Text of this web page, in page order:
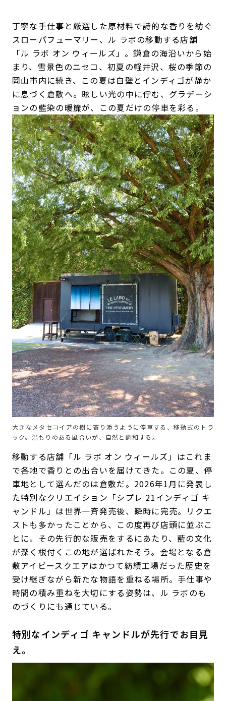
丁寧な手仕事と厳選した原材料で詩的な香りを紡ぐ
スローパフューマリー、ル ラボの移動する店舗
「ル ラボ オン ウィールズ」。鎌倉の海沿いから始
まり、雪景色のニセコ、初夏の軽井沢、桜の季節の
岡山市内に続き、この夏は白壁とインディゴが静か
に息づく倉敷へ。眩しい光の中に佇む、グラデーシ
ョンの藍染の暖簾が、この夏だけの停車を彩る。
大きなメタセコイアの樹に寄り添うように停車する、移動式のトラ
ック。温もりのある風合いが、自然と調和する。
移動する店舗「ル ラボ オン ウィールズ」はこれま
で各地で香りとの出合いを届けてきた。この夏、停
車地として選んだのは倉敷だ。2026年1月に発表し
た特別なクリエイション「シプレ 21インディゴ キ
ャンドル」は世界一斉発売後、瞬時に完売。リクエ
ストも多かったことから、この度再び店頭に並ぶこ
とに。その先行的な販売をするにあたり、藍の文化
が深く根付くこの地が選ばれたそう。会場となる倉
敷アイビースクエアはかつて紡績工場だった歴史を
受け継ぎながら新たな物語を重ねる場所。手仕事や
時間の積み重ねを大切にする姿勢は、ル ラボのも
のづくりにも通じている。
特別なインディゴ キャンドルが先行でお目見
え。